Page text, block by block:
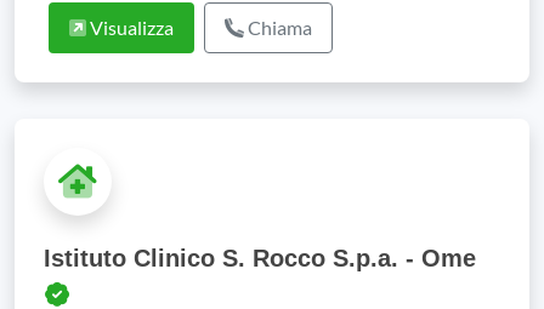
Visualizza Chiama
Istituto Clinico S. Rocco S.p.a. - Ome